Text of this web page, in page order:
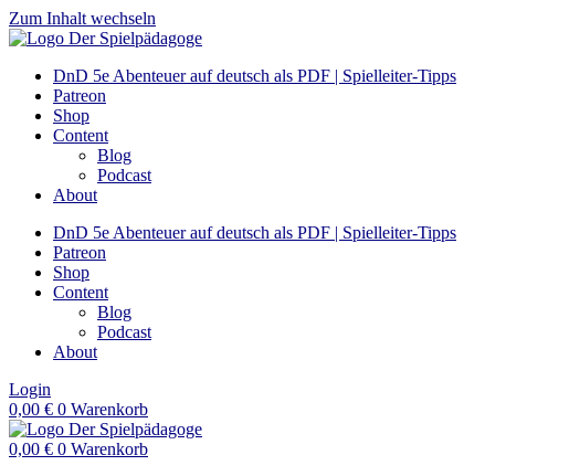
Zum Inhalt wechseln
DnD 5e Abenteuer auf deutsch als PDF | Spielleiter-Tipps
Patreon
Shop
Content
Blog
Podcast
About
DnD 5e Abenteuer auf deutsch als PDF | Spielleiter-Tipps
Patreon
Shop
Content
Blog
Podcast
About
Login
0,00 € 0 Warenkorb
0,00 € 0 Warenkorb